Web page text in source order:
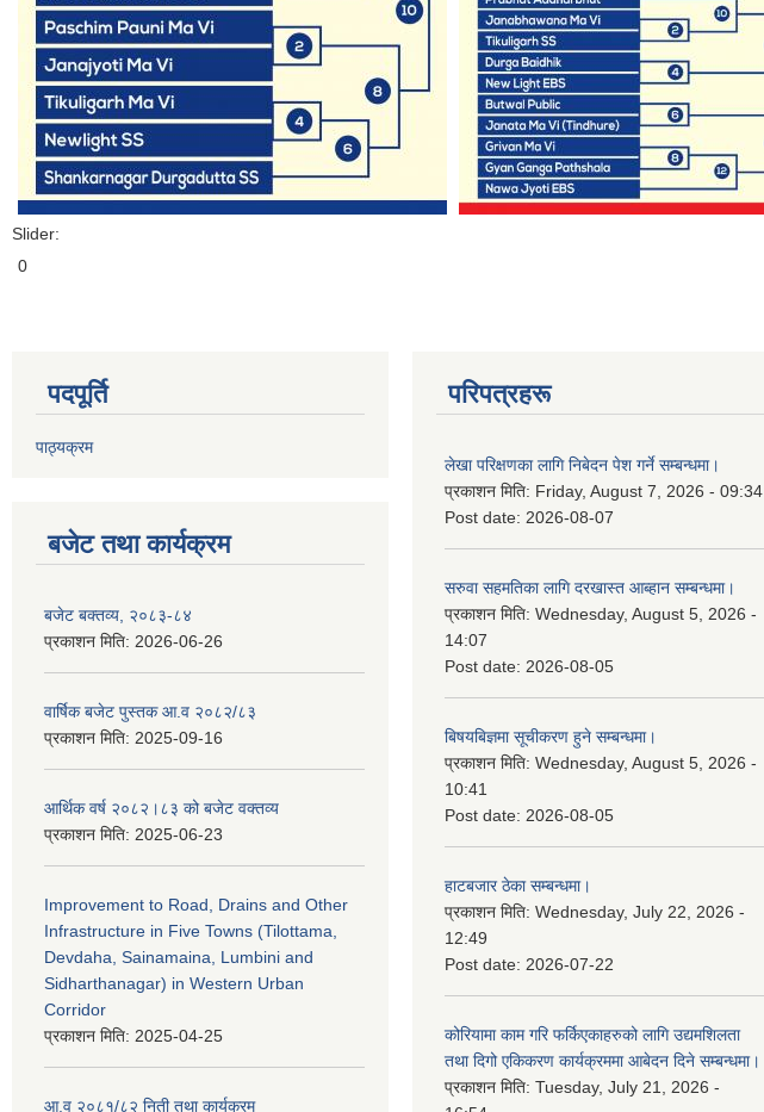
Slider:
0
पदपूर्ति
पाठ्यक्रम
बजेट तथा कार्यक्रम
बजेट बक्तव्य, २०८३-८४
प्रकाशन मिति: 2026-06-26
वार्षिक बजेट पुस्तक आ.व २०८२/८३
प्रकाशन मिति: 2025-09-16
आर्थिक वर्ष २०८२।८३ को बजेट वक्तव्य
प्रकाशन मिति: 2025-06-23
Improvement to Road, Drains and Other
Infrastructure in Five Towns (Tilottama,
Devdaha, Sainamaina, Lumbini and
Sidharthanagar) in Western Urban
Corridor
प्रकाशन मिति: 2025-04-25
आ.व २०८१/८२ निती तथा कार्यक्रम
परिपत्रहरू
लेखा परिक्षणका लागि निबेदन पेश गर्ने सम्बन्धमा।
प्रकाशन मिति: Friday, August 7, 2026 - 09:34
Post date: 2026-08-07
सरुवा सहमतिका लागि दरखास्त आब्हान सम्बन्धमा।
प्रकाशन मिति: Wednesday, August 5, 2026 -
14:07
Post date: 2026-08-05
बिषयबिज्ञमा सूचीकरण हुने सम्बन्धमा।
प्रकाशन मिति: Wednesday, August 5, 2026 -
10:41
Post date: 2026-08-05
हाटबजार ठेका सम्बन्धमा।
प्रकाशन मिति: Wednesday, July 22, 2026 -
12:49
Post date: 2026-07-22
कोरियामा काम गरि फर्किएकाहरुको लागि उद्यमशिलता
तथा दिगो एकिकरण कार्यक्रममा आबेदन दिने सम्बन्धमा।
प्रकाशन मिति: Tuesday, July 21, 2026 -